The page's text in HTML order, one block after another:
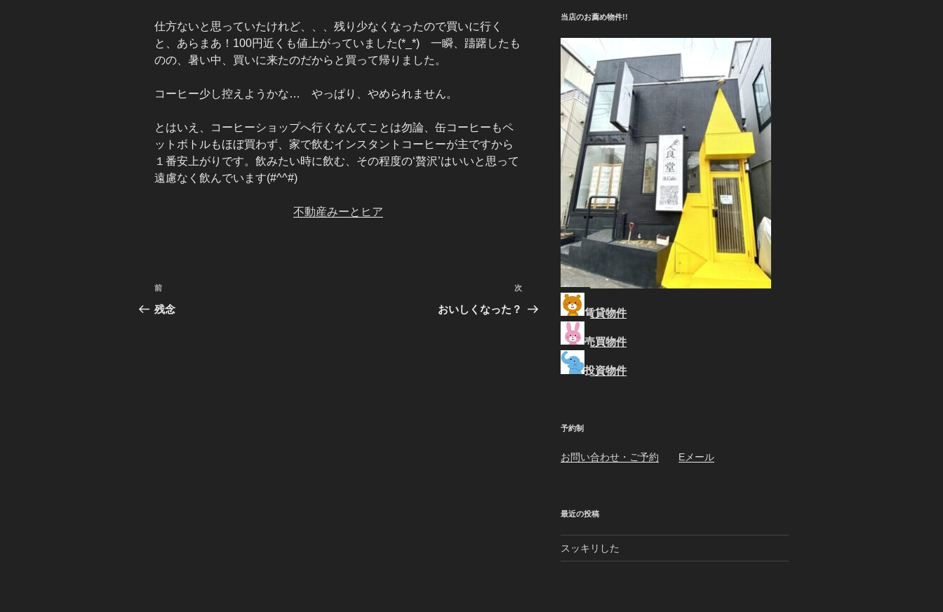
仕方ないと思っていたけれど、、、残り少なくなったので買いに行く
と、あらまあ！100円近くも値上がっていました(*_*) 一瞬、躊躇したも
のの、暑い中、買いに来たのだからと買って帰りました。
コーヒー少し控えようかな… やっぱり、やめられません。
とはいえ、コーヒーショップへ行くなんてことは勿論、缶コーヒーもペ
ットボトルもほぼ買わず、家で飲むインスタントコーヒーが主ですから
１番安上がりです。飲みたい時に飲む、その程度の‘贅沢’はいいと思って
遠慮なく飲んでいます(#^^#)
不動産みーとヒア
投
稿
前
の
前
残念
次
の
次
おいしくなった？
当店のお薦め物件!!
賃貸物件
売買物件
投資物件
予約制
お問い合わせ・ご予約 Eメール
最近の投稿
スッキリした